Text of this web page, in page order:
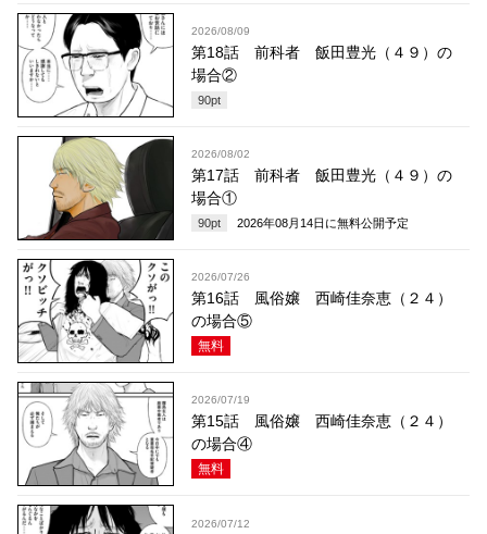
2026/08/09
第18話 前科者 飯田豊光（４９）の
場合②
90pt
2026/08/02
第17話 前科者 飯田豊光（４９）の
場合①
90pt 2026年08月14日 に無料公開予定
2026/07/26
第16話 風俗嬢 西崎佳奈恵（２４）
の場合⑤
無料
2026/07/19
第15話 風俗嬢 西崎佳奈恵（２４）
の場合④
無料
2026/07/12